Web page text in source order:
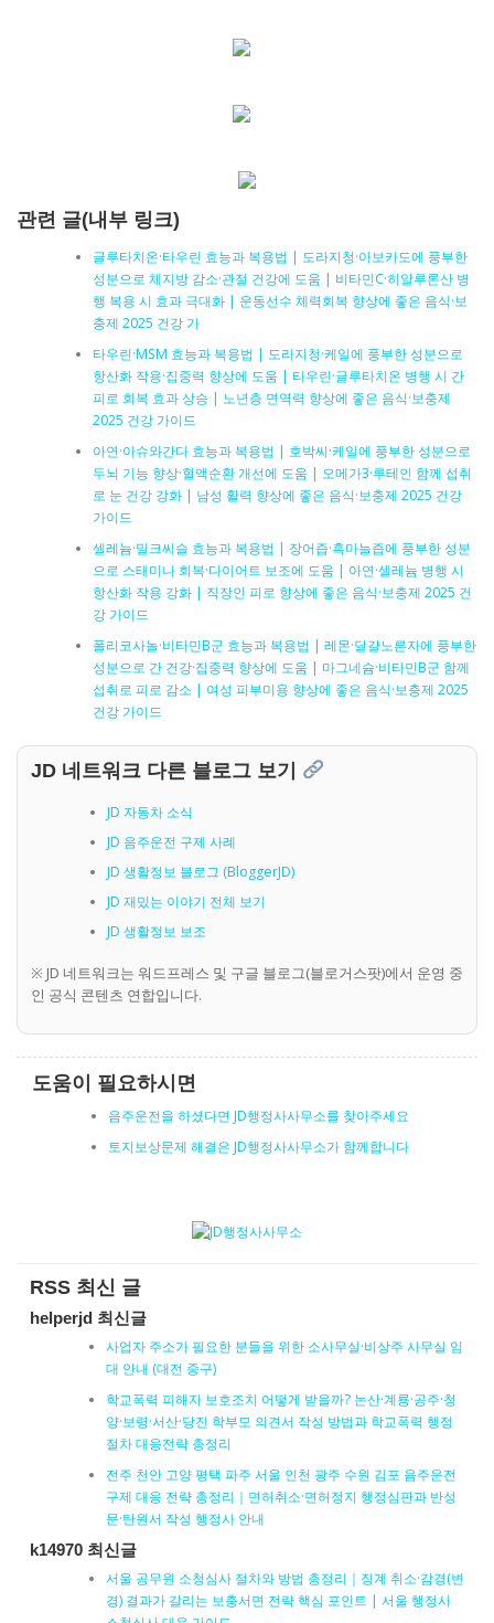
관련 글(내부 링크)
글루타치온·타우린 효능과 복용법 | 도라지청·아보카도에 풍부한
성분으로 체지방 감소·관절 건강에 도움 | 비타민C·히알루론산 병
행 복용 시 효과 극대화 | 운동선수 체력회복 향상에 좋은 음식·보
충제 2025 건강 가
타우린·MSM 효능과 복용법 | 도라지청·케일에 풍부한 성분으로
항산화 작용·집중력 향상에 도움 | 타우린·글루타치온 병행 시 간
피로 회복 효과 상승 | 노년층 면역력 향상에 좋은 음식·보충제
2025 건강 가이드
아연·아슈와간다 효능과 복용법 | 호박씨·케일에 풍부한 성분으로
두뇌 기능 향상·혈액순환 개선에 도움 | 오메가3·루테인 함께 섭취
로 눈 건강 강화 | 남성 활력 향상에 좋은 음식·보충제 2025 건강
가이드
셀레늄·밀크씨슬 효능과 복용법 | 장어즙·흑마늘즙에 풍부한 성분
으로 스태미나 회복·다이어트 보조에 도움 | 아연·셀레늄 병행 시
항산화 작용 강화 | 직장인 피로 향상에 좋은 음식·보충제 2025 건
강 가이드
폴리코사놀·비타민B군 효능과 복용법 | 레몬·달걀노른자에 풍부한
성분으로 간 건강·집중력 향상에 도움 | 마그네슘·비타민B군 함께
섭취로 피로 감소 | 여성 피부미용 향상에 좋은 음식·보충제 2025
건강 가이드
JD 네트워크 다른 블로그 보기
JD 자동차 소식
JD 음주운전 구제 사례
JD 생활정보 블로그 (BloggerJD)
JD 재밌는 이야기 전체 보기
JD 생활정보 보조
※ JD 네트워크는 워드프레스 및 구글 블로그(블로거스팟)에서 운영 중
인 공식 콘텐츠 연합입니다.
도움이 필요하시면
음주운전을 하셨다면 JD행정사사무소를 찾아주세요
토지보상문제 해결은 JD행정사사무소가 함께합니다
RSS 최신 글
helperjd 최신글
사업자 주소가 필요한 분들을 위한 소사무실·비상주 사무실 임
대 안내 (대전 중구)
학교폭력 피해자 보호조치 어떻게 받을까? 논산·계룡·공주·청
양·보령·서산·당진 학부모 의견서 작성 방법과 학교폭력 행정
절차 대응전략 총정리
전주 천안 고양 평택 파주 서울 인천 광주 수원 김포 음주운전
구제 대응 전략 총정리｜면허취소·면허정지 행정심판과 반성
문·탄원서 작성 행정사 안내
k14970 최신글
서울 공무원 소청심사 절차와 방법 총정리｜징계 취소·감경(변
경) 결과가 갈리는 보충서면 전략 핵심 포인트 | 서울 행정사